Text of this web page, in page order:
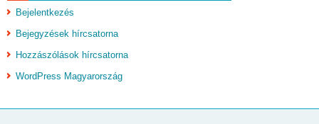
Bejelentkezés
Bejegyzések hírcsatorna
Hozzászólások hírcsatorna
WordPress Magyarország